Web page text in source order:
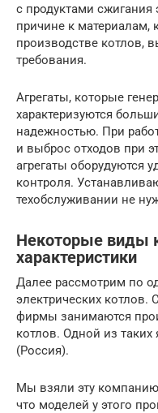
с продуктами сжигания
причине к материалам,
производстве котлов,
требования.
Агрегаты, которые
характеризуются
надежностью. При
и выброс отходов при
агрегаты оборудуются
контроля.
техобслуживании не
Некоторые виды
характеристики
Далее рассмотрим по
электрических котлов.
фирмы занимаются
котлов. Одной из таких
(Россия).
Мы взяли эту
что моделей у этого